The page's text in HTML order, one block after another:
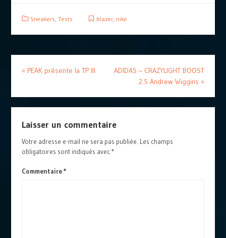
Sneakers Tests blazer nike
« PEAK présente la TP III
ADIDAS – CRAZYLIGHT BOOST
2.5 Andrew Wiggins »
Laisser un commentaire
Votre adresse e-mail ne sera pas publiée. Les champs
obligatoires sont indiqués avec*
Commentaire*